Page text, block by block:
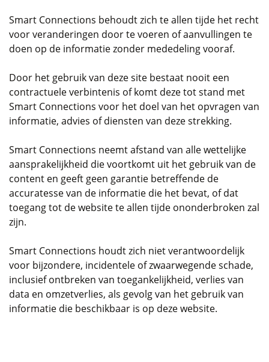
Smart Connections behoudt zich te allen tijde het recht
voor veranderingen door te voeren of aanvullingen te
doen op de informatie zonder mededeling vooraf.
Door het gebruik van deze site bestaat nooit een
contractuele verbintenis of komt deze tot stand met
Smart Connections voor het doel van het opvragen van
informatie, advies of diensten van deze strekking.
Smart Connections neemt afstand van alle wettelijke
aansprakelijkheid die voortkomt uit het gebruik van de
content en geeft geen garantie betreffende de
accuratesse van de informatie die het bevat, of dat
toegang tot de website te allen tijde ononderbroken zal
zijn.
Smart Connections houdt zich niet verantwoordelijk
voor bijzondere, incidentele of zwaarwegende schade,
inclusief ontbreken van toegankelijkheid, verlies van
data en omzetverlies, als gevolg van het gebruik van
informatie die beschikbaar is op deze website.